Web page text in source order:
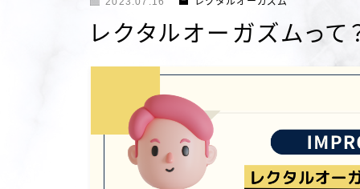
レクタルオーガズムって